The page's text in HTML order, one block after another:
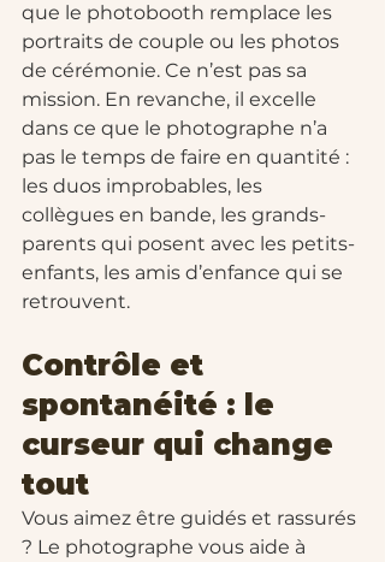
que le photobooth remplace les
portraits de couple ou les photos
de cérémonie. Ce n’est pas sa
mission. En revanche, il excelle
dans ce que le photographe n’a
pas le temps de faire en quantité :
les duos improbables, les
collègues en bande, les grands-
parents qui posent avec les petits-
enfants, les amis d’enfance qui se
retrouvent.
Contrôle et
spontanéité : le
curseur qui change
tout
Vous aimez être guidés et rassurés
? Le photographe vous aide à